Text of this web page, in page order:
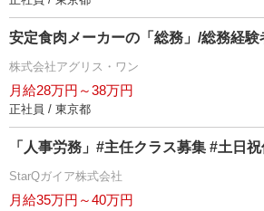
安定食肉メーカーの「総務」/総務経験
株式会社アグリス・ワン
月給28万円～38万円
正社員 / 東京都
「人事労務」#主任クラス募集 #土日
StarQガイア株式会社
月給35万円～40万円